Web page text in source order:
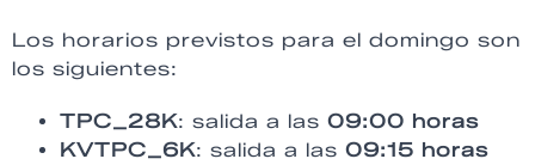
Los horarios previstos para el domingo son
los siguientes:
TPC_28K: salida a las 09:00 horas
KVTPC_6K: salida a las 09:15 horas